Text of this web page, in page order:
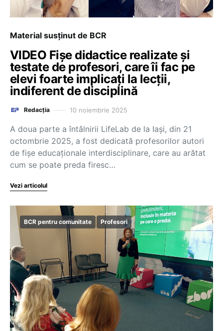
Material susținut de BCR
VIDEO Fișe didactice realizate și
testate de profesori, care îi fac pe
elevi foarte implicați la lecții,
indiferent de disciplină
Redacția 10 noiembrie 2025
A doua parte a întâlnirii LifeLab de la Iași, din 21
octombrie 2025, a fost dedicată profesorilor autori
de fișe educaționale interdisciplinare, care au arătat
cum se poate preda firesc…
Vezi articolul
BCR pentru comunitate Profesori